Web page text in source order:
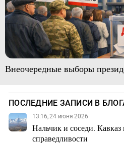
Внеочередные выборы
ПОСЛЕДНИЕ ЗАПИСИ В
13:16, 24 июня 2026
Нальчик и соседи. Кавказ
справедливости